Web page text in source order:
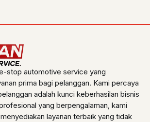
stop automotive service yang
prima bagi pelanggan. Kami percaya
adalah kunci keberhasilan bisnis
yang berpengalaman, kami
layanan terbaik yang tidak